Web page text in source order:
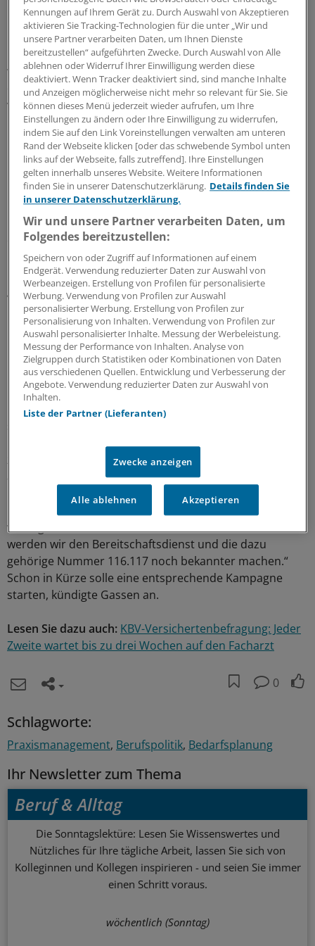
Privatversicherten sei es jeder dritte gewesen.
Die Wartezeiten für gesetzlich und privat Versicherte
hätten sich zuletzt angeglichen, betonte Gassen. Das
werfe „natürlich die Logik mancher arg durcheinander,
die meinen, Privatversicherte würden beim Arzt immer
vorgezogen, weil Ärzte dafür mehr Geld kriegen“. Der
Grund sei aber ein anderer und simpler: „Arztzeit wird
immer knapper.“
In Deutschland gebe es zudem einen „nahezu
barrierefreien Zugang zu ärztlichen Leistungen“, so
Gassen. Deshalb sei es wichtig, stärker nach der
Dringlichkeit von Arztterminen zu unterscheiden. „Auf
eine routinemäßige Vorsorgeuntersuchung muss ich als
Patient im Zweifel länger warten, als wenn ich eine
Grippe habe.“ Über kurz oder lang sei eine
gesellschaftspolitische Debatte darüber zu führen, ob
künftig „nicht stärker nach echtem Bedarf zu
priorisieren ist“.
Das gelte auch für das gehäufte Aufsuchen der
Notaufnahmen in Kliniken. Viele Patienten seien fest
überzeugt davon, dass der Gang in die Notaufnahme
nötig sei. Untersuchungen belegten aber das Gegenteil,
nicht dringlich und habe daher nichts im Krankenhaus
zu suchen. „Hier müssen wir die Patienten mehr
abholen.“
Der ärztliche Bereitschaftsdienst spiele dabei eine
wichtige Rolle. „Damit das noch effektiver funktioniert,
werden wir den Bereitschaftsdienst und die dazu
gehörige Nummer 116.117 noch bekannter machen.“
Schon in Kürze solle eine entsprechende Kampagne
starten, kündigte Gassen an.
Lesen Sie dazu auch: KBV-Versichertenbefragung: Jeder
Zweite wartet bis zu drei Wochen auf den Facharzt
0
Schlagworte:
Praxismanagement Berufspolitik Bedarfsplanung
Ihr Newsletter zum Thema
Beruf & Alltag
Die Sonntagslektüre: Lesen Sie Wissenswertes und
Nützliches für Ihre tägliche Arbeit, lassen Sie sich von
Kolleginnen und Kollegen inspirieren - und seien Sie immer
einen Schritt voraus.
wöchentlich (Sonntag)
Kennungen auf Ihrem Gerät zu. Durch Auswahl von Akzeptieren
aktivieren Sie Tracking-Technologien für die unter „Wir und
unsere Partner verarbeiten Daten, um Ihnen Dienste
bereitzustellen“ aufgeführten Zwecke. Durch Auswahl von Alle
ablehnen oder Widerruf Ihrer Einwilligung werden diese
deaktiviert. Wenn Tracker deaktiviert sind, sind manche Inhalte
und Anzeigen möglicherweise nicht mehr so relevant für Sie. Sie
können dieses Menü jederzeit wieder aufrufen, um Ihre
Einstellungen zu ändern oder Ihre Einwilligung zu widerrufen,
indem Sie auf den Link Voreinstellungen verwalten am unteren
Rand der Webseite klicken [oder das schwebende Symbol unten
links auf der Webseite, falls zutreffend]. Ihre Einstellungen
gelten innerhalb unseres Website. Weitere Informationen
finden Sie in unserer Datenschutzerklärung. Details finden Sie
in unserer Datenschutzerklärung.
Wir und unsere Partner verarbeiten Daten, um
Folgendes bereitzustellen:
Speichern von oder Zugriff auf Informationen auf einem
Endgerät. Verwendung reduzierter Daten zur Auswahl von
Werbeanzeigen. Erstellung von Profilen für personalisierte
Werbung. Verwendung von Profilen zur Auswahl
personalisierter Werbung. Erstellung von Profilen zur
Personalisierung von Inhalten. Verwendung von Profilen zur
Auswahl personalisierter Inhalte. Messung der Werbeleistung.
Messung der Performance von Inhalten. Analyse von
Zielgruppen durch Statistiken oder Kombinationen von Daten
aus verschiedenen Quellen. Entwicklung und Verbesserung der
Angebote. Verwendung reduzierter Daten zur Auswahl von
Inhalten.
Liste der Partner (Lieferanten)
Zwecke anzeigen
Alle ablehnen Akzeptieren